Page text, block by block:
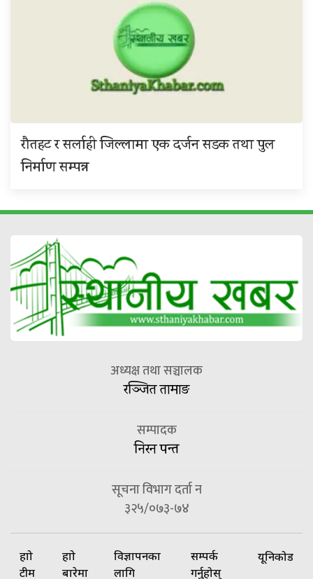
रौतहट र सर्लाही जिल्लामा एक दर्जन सडक तथा पुल
निर्माण सम्पन्न
अध्यक्ष तथा सञ्चालक
रञ्जित तामाङ
सम्पादक
निरन पन्त
सूचना विभाग दर्ता न
३२५/०७३-७४
हाम्रो
टीम
हाम्रो
बारेमा
विज्ञापनका
लागि
सम्पर्क
गर्नुहोस्
यूनिकोड